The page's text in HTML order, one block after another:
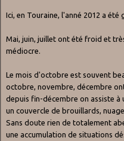
Ici, en Touraine, l'anné 2012 a été
Mai, juin, juillet ont été froid et
médiocre.
Le mois d'octobre est souvent
octobre, novembre, décembre
depuis fin-décembre on assiste à
un couvercle de brouillards,
Sans doute rien de totalement
une accumulation de situations